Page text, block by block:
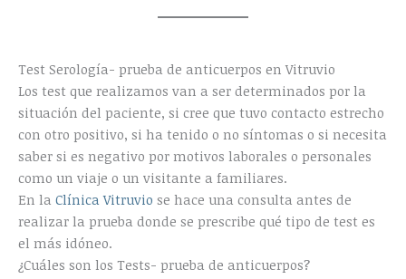
Test Serología- prueba de anticuerpos en Vitruvio
Los test que realizamos van a ser determinados por la
situación del paciente, si cree que tuvo contacto estrecho
con otro positivo, si ha tenido o no síntomas o si necesita
saber si es negativo por motivos laborales o personales
como un viaje o un visitante a familiares.
En la Clínica Vitruvio se hace una consulta antes de
realizar la prueba donde se prescribe qué tipo de test es
el más idóneo.
¿Cuáles son los Tests- prueba de anticuerpos?